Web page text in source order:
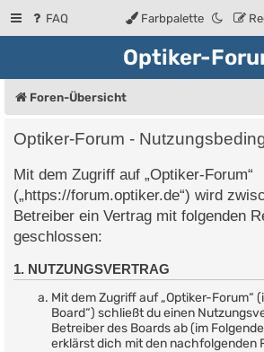
FAQ Farbpalette
Optiker-
Foren-Übersicht
Optiker-Forum -
Mit dem Zugriff auf „Optiker-Forum“
(„https://forum.optiker.de“) wird
Betreiber ein Vertrag mit folgenden
geschlossen:
1. NUTZUNGSVERTRAG
Mit dem Zugriff auf „Optiker-Forum“
Board“) schließt du einen
Betreiber des Boards ab (im
erklärst dich mit den nachfolgenden